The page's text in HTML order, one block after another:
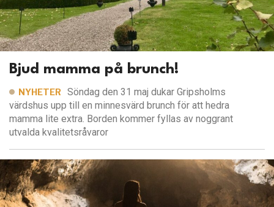
Bjud mamma på brunch!
NYHETER Söndag den 31 maj dukar Gripsholms
värdshus upp till en minnesvärd brunch för att hedra
mamma lite extra. Borden kommer fyllas av noggrant
utvalda kvalitetsråvaror